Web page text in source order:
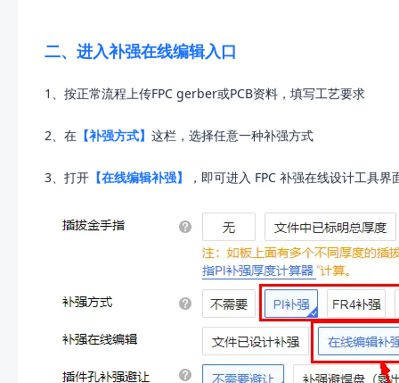
二、进入补强在线编辑入口
1、按正常流程上传FPC gerber或PCB资料，填写工艺要求
2、在 【补强方式】 这栏，选择任意一种补强方式
3、打开 【在线编辑补强】 ，即可进入 FPC 补强在线设计工具界